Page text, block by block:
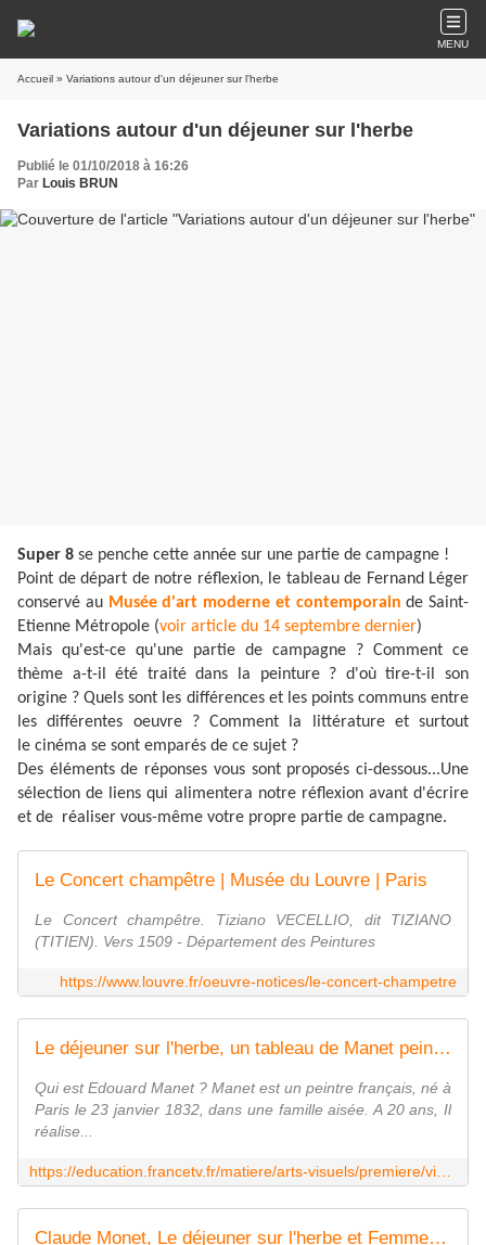
MENU
Accueil » Variations autour d'un déjeuner sur l'herbe
Variations autour d'un déjeuner sur l'herbe
Publié le 01/10/2018 à 16:26
Par Louis BRUN
Super 8 se penche cette année sur une partie de campagne !
Point de départ de notre réflexion, le tableau de Fernand Léger
conservé auMusée d'art moderne et contemporain de Saint-
Etienne Métropole (voir article du 14 septembre dernier)
Mais qu'est-ce qu'une partie de campagne ? Comment ce
thème a-t-il été traité dans la peinture ? d'où tire-t-il son
origine ? Quels sont les différences et les points communs entre
les différentes oeuvre ? Comment la littérature et surtout
le cinéma se sont emparés de ce sujet ?
Des éléments de réponses vous sont proposés ci-dessous...Une
sélection de liens qui alimentera notre réflexion avant d'écrire
et de réaliser vous-même votre propre partie de campagne.
Le Concert champêtre | Musée du Louvre | Paris
Le Concert champêtre. Tiziano VECELLIO, dit TIZIANO
(TITIEN). Vers 1509 - Département des Peintures
https://www.louvre.fr/oeuvre-notices/le-concert-champetre
Le déjeuner sur l'herbe, un tableau de Manet peint en 1863
Qui est Edouard Manet ? Manet est un peintre français, né à
Paris le 23 janvier 1832, dans une famille aisée. A 20 ans, Il
réalise...
Claude Monet, Le déjeuner sur l'herbe et Femmes au jardin